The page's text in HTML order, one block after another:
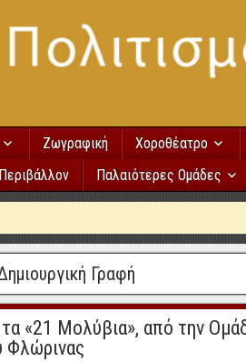
Ζωγραφική Χοροθέατρο
Περιβάλλον Παλαιότερες Ομάδες
Γραφή
«21 Μολύβια», από την
Φλώρινας